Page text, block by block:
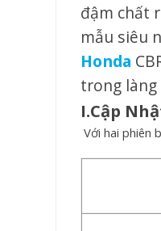
đậm chất
mẫu siêu
Honda
trong làng
I.Cập
Với hai phiên